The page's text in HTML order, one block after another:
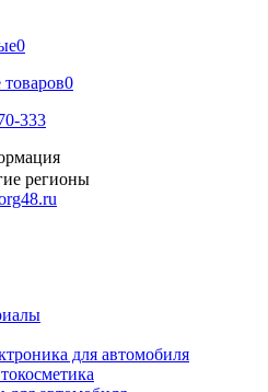
0
0
333
регионы
для автомобиля